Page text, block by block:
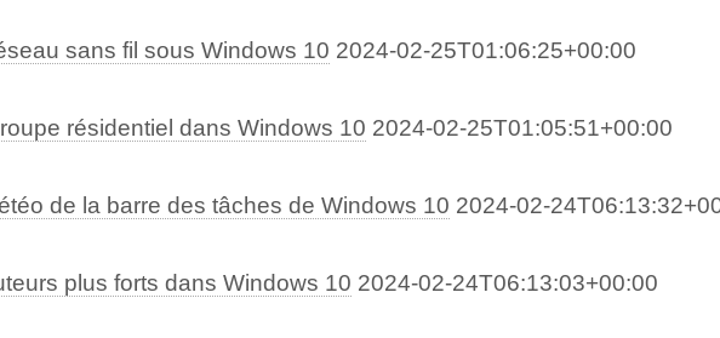
sans fil sous Windows 10 2024-02-25T01:06:25+00:00
résidentiel dans Windows 10 2024-02-25T01:05:51+00:00
de la barre des tâches de Windows 10 2024-02-
plus forts dans Windows 10 2024-02-24T06:13:03+00:00